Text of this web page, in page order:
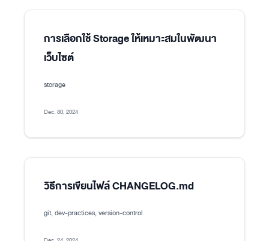
การเลือกใช้ Storage ให้เหมาะสมในพัฒนา
เว็บไซต์
storage
Dec. 30, 2024
วิธีการเขียนไฟล์ CHANGELOG.md
git, dev-practices, version-control